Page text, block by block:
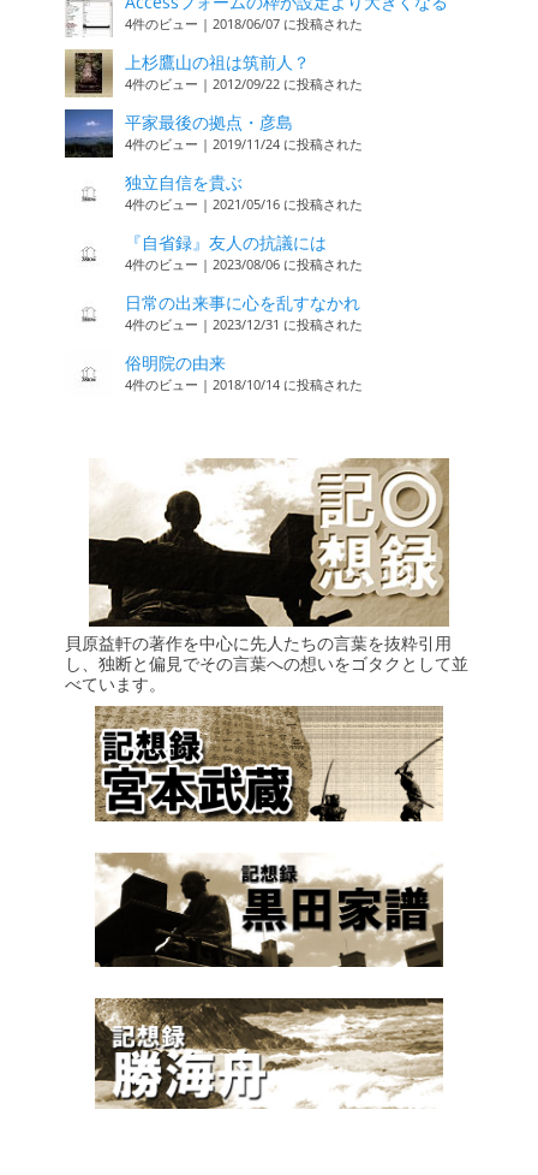
4件のビュー | 2018/06/07 に投稿された
上杉鷹山の祖は筑前人？
4件のビュー | 2012/09/22 に投稿された
平家最後の拠点・彦島
4件のビュー | 2019/11/24 に投稿された
独立自信を貴ぶ
4件のビュー | 2021/05/16 に投稿された
『自省録』友人の抗議には
4件のビュー | 2023/08/06 に投稿された
日常の出来事に心を乱すなかれ
4件のビュー | 2023/12/31 に投稿された
俗明院の由来
4件のビュー | 2018/10/14 に投稿された
貝原益軒の著作を中心に先人たちの言葉を抜粋引用
し、独断と偏見でその言葉への想いをゴタクとして並
べています。